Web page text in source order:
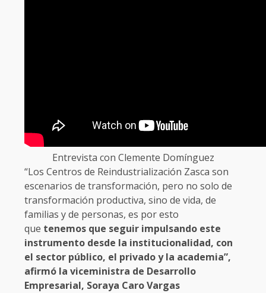
Entrevista con Clemente Domínguez
“Los Centros de Reindustrialización Zasca son
escenarios de transformación, pero no solo de
transformación productiva, sino de vida, de
familias y de personas, es por esto
que tenemos que seguir impulsando este
instrumento desde la institucionalidad, con
el sector público, el privado y la academia”,
afirmó la viceministra de Desarrollo
Empresarial, Soraya Caro Vargas